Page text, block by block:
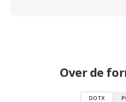
Over de
DOTX